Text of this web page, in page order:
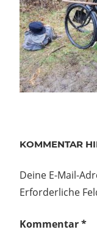
KOMMENTAR
Deine E-Mail-
Erforderliche
Kommentar*